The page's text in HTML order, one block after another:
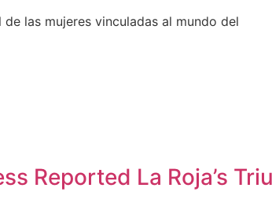
las mujeres vinculadas al mundo del
Reported La Roja’s